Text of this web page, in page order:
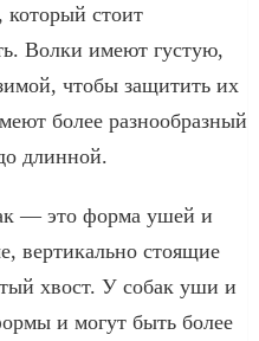
стоит
Волки имеют густую,
чтобы защитить их
более разнообразный
длинной.
— это форма ушей и
вертикально стоящие
хвост. У собак уши и
и могут быть более